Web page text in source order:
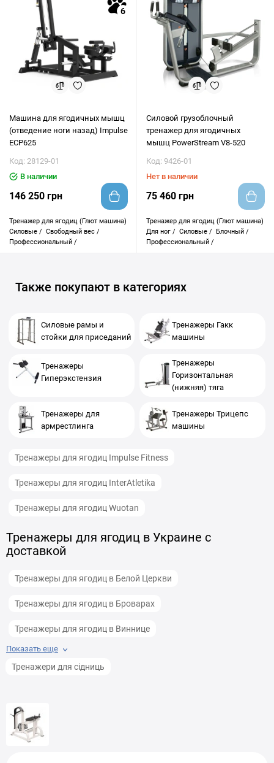
6
Машина для ягодичных мышц
(отведение ноги назад) Impulse
ECP625
Код: 28129-01
В наличии
146 250 грн
Тренажер для ягодиц (Глют машина)
Силовые / Свободный вес /
Профессиональный /
Силовой грузоблочный
тренажер для ягодичных
мышц PowerStream V8-520
Код: 9426-01
Нет в наличии
75 460 грн
Тренажер для ягодиц (Глют машина)
Для ног / Силовые / Блочный /
Профессиональный /
Также покупают в категориях
Силовые рамы и
стойки для приседаний
Тренажеры Гакк
машины
Тренажеры
Гиперэкстензия
Тренажеры
Горизонтальная
(нижняя) тяга
Тренажеры для
армрестлинга
Тренажеры Трицепс
машины
Тренажеры для ягодиц Impulse Fitness
Тренажеры для ягодиц InterAtletika
Тренажеры для ягодиц Wuotan
Тренажеры для ягодиц в Украине с
доставкой
Тренажеры для ягодиц в Белой Церкви
Тренажеры для ягодиц в Броварах
Тренажеры для ягодиц в Виннице
Тренажеры для ягодиц в Днепре
Тренажеры для ягодиц в Ивано-Франковске
Показать еще
Тренажери для сідниць